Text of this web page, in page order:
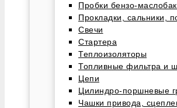
Пробки бензо-
Прокладки, сальники,
Свечи
Стартера
Теплоизоляторы
Топливные фильтра и
Цепи
Цилиндро-поршневые
Чашки привода,